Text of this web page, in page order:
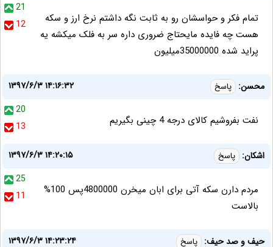
21
12
تمام فکر و حواسشان رو به ثابت نگه داشتم نرخ ارز و سکه
هست چه فایده مایحتاج ضروری داره سر به فلک میکشه یه
پراید شده 35000000میلیون
محسن: پاسخ
۱۳۹۷/۶/۳ ۱۴:۱۶:۳۲
20
13
نفت بفروشیم کالای درجه 4 چینی بگیریم
اشکان: پاسخ
۱۳۹۷/۶/۳ ۱۴:۲۰:۱۵
25
11
مردم دارن سکه آتی برای ابان میخرن 4800000پس 100%
بالاست
حیف و صد حیف: پاسخ ۱۳۹۷/۶/۳ ۱۴:۲۳:۲۴